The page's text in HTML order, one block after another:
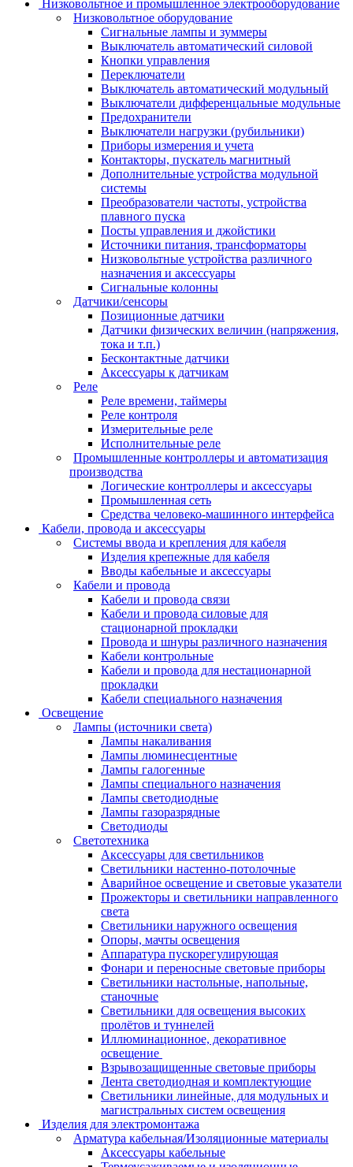
Низковольтное и промышленное электрооборудование
Низковольтное оборудование
Сигнальные лампы и зуммеры
Выключатель автоматический силовой
Кнопки управления
Переключатели
Выключатель автоматический модульный
Выключатели дифференцальные модульные
Предохранители
Выключатели нагрузки (рубильники)
Приборы измерения и учета
Контакторы, пускатель магнитный
Дополнительные устройства модульной
системы
Преобразователи частоты, устройства
плавного пуска
Посты управления и джойстики
Источники питания, трансформаторы
Низковольтные устройства различного
назначения и аксессуары
Сигнальные колонны
Датчики/сенсоры
Позиционные датчики
Датчики физических величин (напряжения,
тока и т.п.)
Бесконтактные датчики
Аксессуары к датчикам
Реле
Реле времени, таймеры
Реле контроля
Измерительные реле
Исполнительные реле
Промышленные контроллеры и автоматизация
производства
Логические контроллеры и аксессуары
Промышленная сеть
Средства человеко-машинного интерфейса
Кабели, провода и аксессуары
Системы ввода и крепления для кабеля
Изделия крепежные для кабеля
Вводы кабельные и аксессуары
Кабели и провода
Кабели и провода связи
Кабели и провода силовые для
стационарной прокладки
Провода и шнуры различного назначения
Кабели контрольные
Кабели и провода для нестационарной
прокладки
Кабели специального назначения
Освещение
Лампы (источники света)
Лампы накаливания
Лампы люминесцентные
Лампы галогенные
Лампы специального назначения
Лампы светодиодные
Лампы газоразрядные
Светодиоды
Светотехника
Аксессуары для светильников
Светильники настенно-потолочные
Аварийное освещение и световые указатели
Прожекторы и светильники направленного
света
Светильники наружного освещения
Опоры, мачты освещения
Аппаратура пускорегулирующая
Фонари и переносные световые приборы
Светильники настольные, напольные,
станочные
Светильники для освещения высоких
пролётов и туннелей
Иллюминационное, декоративное
освещение
Взрывозащищенные световые приборы
Лента светодиодная и комплектующие
Светильники линейные, для модульных и
магистральных систем освещения
Изделия для электромонтажа
Арматура кабельная/Изоляционные материалы
Аксессуары кабельные